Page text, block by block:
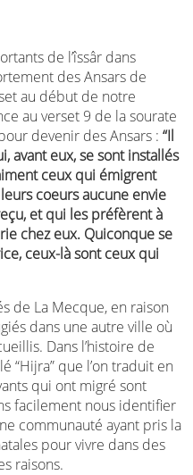
de l’îssâr dans
des Ansars de
au début de notre
au verset 9 de la sourate
devenir des Ansars : “Il
avant eux, se sont installés
ceux qui émigrent
coeurs aucune envie
et qui les préfèrent à
chez eux. Quiconque se
ceux-là sont ceux qui
de La Mecque, en raison
dans une autre ville où
Dans l’histoire de
“Hijra” que l’on traduit en
qui ont migré sont
facilement nous identifier
communauté ayant pris la
pour vivre dans des
raisons.